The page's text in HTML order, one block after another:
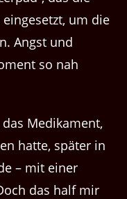
um die
Angst und
so nah
Medikament,
hatte, später in
– mit einer
das half mir